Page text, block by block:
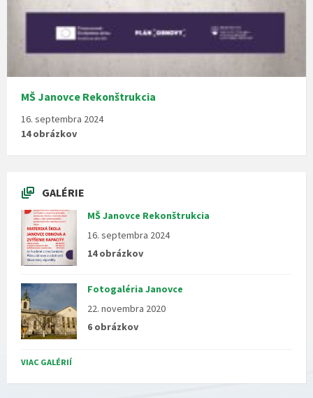
MŠ Janovce Rekonštrukcia
16. septembra 2024
14 obrázkov
GALÉRIE
MŠ Janovce Rekonštrukcia
16. septembra 2024
14 obrázkov
Fotogaléria Janovce
22. novembra 2020
6 obrázkov
VIAC GALÉRIÍ